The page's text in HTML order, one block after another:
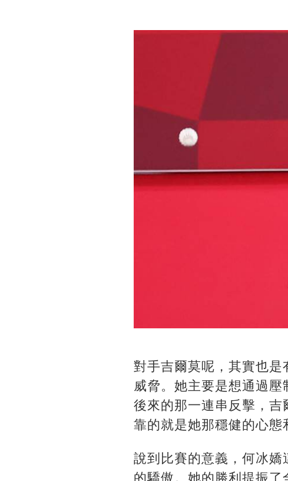
對手吉爾莫呢，其實也
威脅。她主要是想通過
後來的那一連串反擊，吉
靠的就是她那穩健的心態
說到比賽的意義，何冰
的驕傲。她的勝利提振